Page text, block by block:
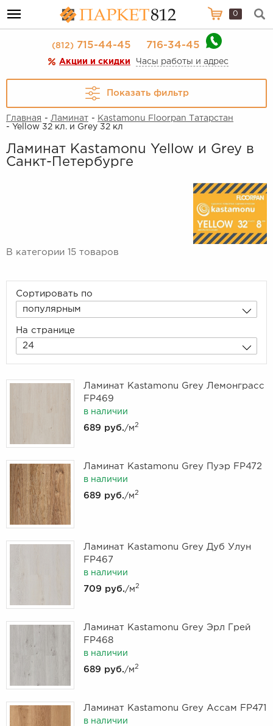
0
(812)715-44-45 716-34-45
Акции и скидки Часы работы и адрес
Показать фильтр
Главная - Ламинат - Kastamonu Floorpan Татарстан
- Yellow 32 кл. и Grey 32 кл
Ламинат Kastamonu Yellow и Grey в
Санкт-Петербурге
В категории 15 товаров
Сортировать по
популярным
На странице
24
Ламинат Kastamonu Grey Лемонграсс
FP469
в наличии
689 руб./м2
Ламинат Kastamonu Grey Пуэр FP472
в наличии
689 руб./м2
Ламинат Kastamonu Grey Дуб Улун
FP467
в наличии
709 руб./м2
Ламинат Kastamonu Grey Эрл Грей
FP468
в наличии
689 руб./м2
Ламинат Kastamonu Grey Ассам FP471
в наличии